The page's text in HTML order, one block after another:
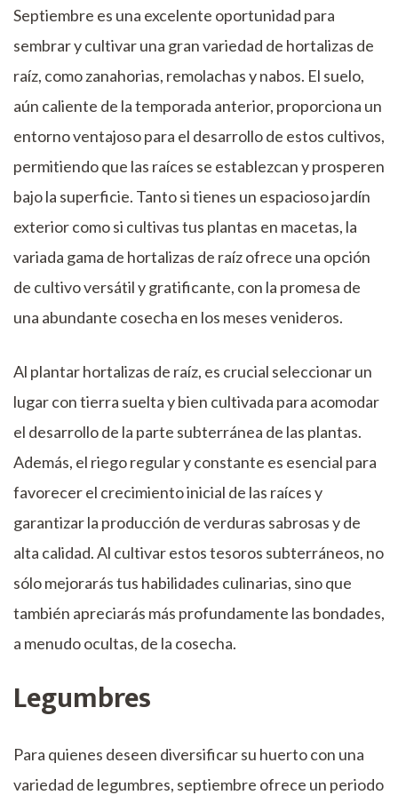
Septiembre es una excelente oportunidad para
sembrar y cultivar una gran variedad de hortalizas de
raíz, como zanahorias, remolachas y nabos. El suelo,
aún caliente de la temporada anterior, proporciona un
entorno ventajoso para el desarrollo de estos cultivos,
permitiendo que las raíces se establezcan y prosperen
bajo la superficie. Tanto si tienes un espacioso jardín
exterior como si cultivas tus plantas en macetas, la
variada gama de hortalizas de raíz ofrece una opción
de cultivo versátil y gratificante, con la promesa de
una abundante cosecha en los meses venideros.
Al plantar hortalizas de raíz, es crucial seleccionar un
lugar con tierra suelta y bien cultivada para acomodar
el desarrollo de la parte subterránea de las plantas.
Además, el riego regular y constante es esencial para
favorecer el crecimiento inicial de las raíces y
garantizar la producción de verduras sabrosas y de
alta calidad. Al cultivar estos tesoros subterráneos, no
sólo mejorarás tus habilidades culinarias, sino que
también apreciarás más profundamente las bondades,
a menudo ocultas, de la cosecha.
Legumbres
Para quienes deseen diversificar su huerto con una
variedad de legumbres, septiembre ofrece un periodo